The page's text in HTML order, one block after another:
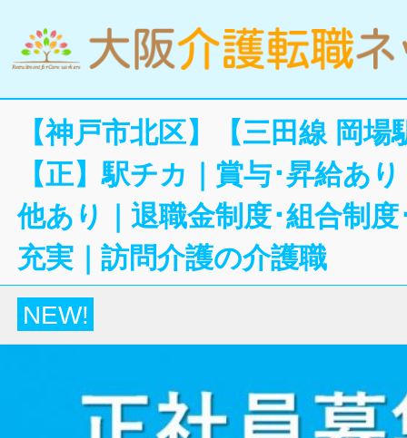
【神戸市北区】【三田線 岡
【正】駅チカ｜賞与･昇給あ
他あり｜退職金制度･組合制
充実｜訪問介護の介護職
NEW!